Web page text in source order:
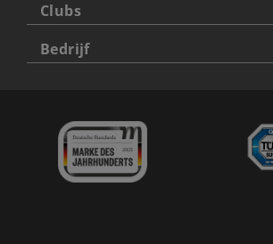
Clubs
Bedrijf